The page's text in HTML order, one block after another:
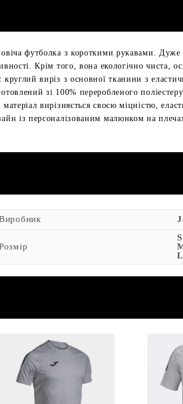
футболка з короткими рукавами. Дуже
Крім того, вона екологічно чиста,
круглий виріз з основної тканини з
зі 100% переробленого
матеріал вирізняється своєю міцністю,
із персоналізованим малюнком на
S
L